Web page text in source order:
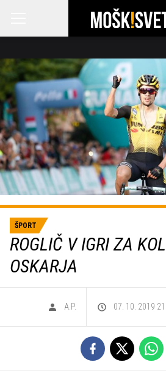
ŠPORT
ROGLIČ V IGRI ZA
OSKARJA
A.P. 07. 10. 2019